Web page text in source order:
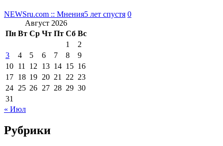
NEWSru.com :: Мнения5 лет спустя 0
Август 2026
Пн Вт Ср Чт Пт Сб Вс
1
2
3
4 5 6 7 8
9
10 11 12 13 14 15 16
17 18 19 20 21 22 23
24 25 26 27 28 29 30
31
« Июл
Рубрики